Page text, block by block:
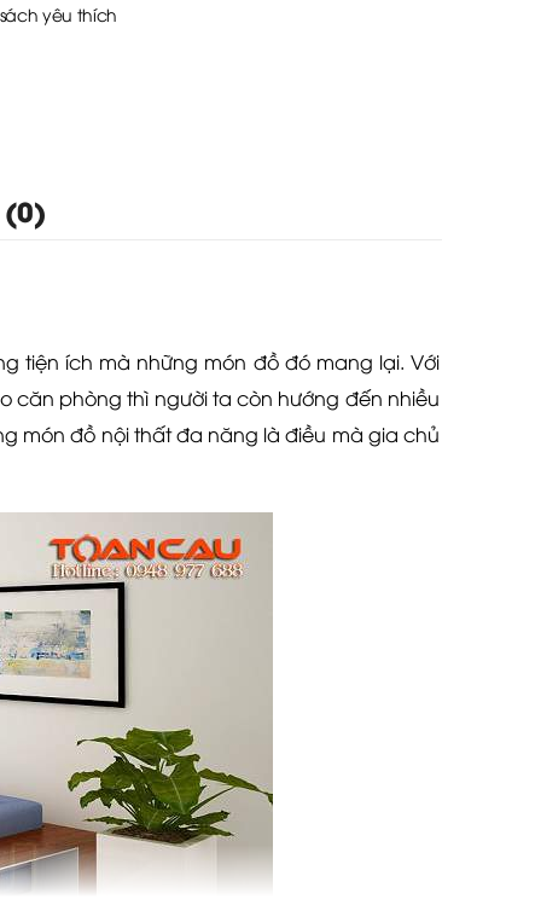
yêu thích
tiện ích mà những món đồ đó mang lại. Với
căn phòng thì người ta còn hướng đến nhiều
món đồ nội thất đa năng là điều mà gia chủ